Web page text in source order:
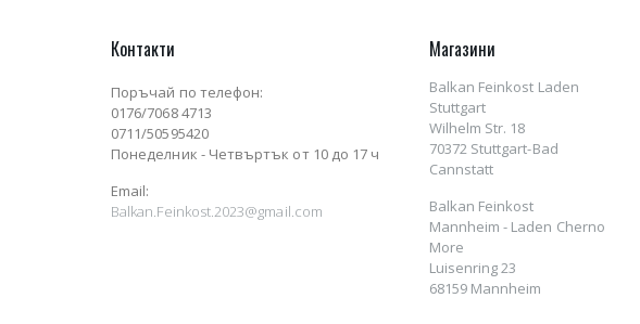
Контакти
Поръчай по телефон:
0176/7068 4713
0711/50595420
Понеделник - Четвъртък от 10 до 17 ч
Email:
Balkan.Feinkost.2023@gmail.com
Магазини
Balkan Feinkost Laden
Stuttgart
Wilhelm Str. 18
70372 Stuttgart-Bad
Cannstatt
Balkan Feinkost
Mannheim - Laden Cherno
More
Luisenring 23
68159 Mannheim